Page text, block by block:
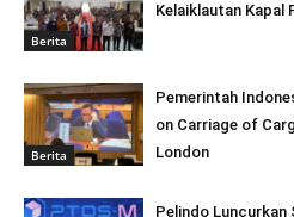
Berita
Kelaiklautan Kapal
Berita
Pemerintah
on Carriage of
London
Pelindo Luncurkan